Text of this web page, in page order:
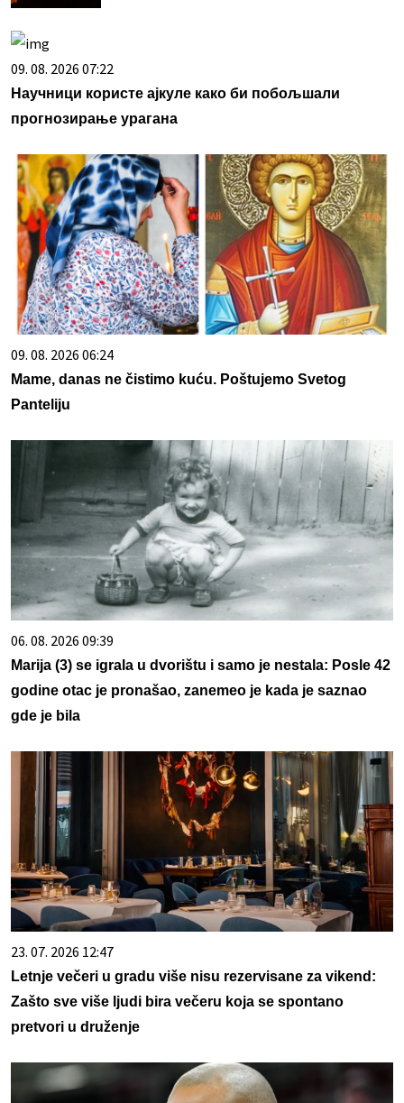
09. 08. 2026 07:22
Научници користе ајкуле како би побољшали
прогнозирање урагана
09. 08. 2026 06:24
Mame, danas ne čistimo kuću. Poštujemo Svetog
Panteliju
06. 08. 2026 09:39
Marija (3) se igrala u dvorištu i samo je nestala: Posle 42
godine otac je pronašao, zanemeo je kada je saznao
gde je bila
23. 07. 2026 12:47
Letnje večeri u gradu više nisu rezervisane za vikend:
Zašto sve više ljudi bira večeru koja se spontano
pretvori u druženje